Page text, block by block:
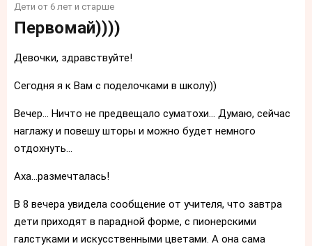
Дети от 6 лет и старше
Первомай))))
Девочки, здравствуйте!
Сегодня я к Вам с поделочками в школу))
Вечер... Ничто не предвещало суматохи... Думаю, сейчас
наглажу и повешу шторы и можно будет немного
отдохнуть...
Аха...размечталась!
В 8 вечера увидела сообщение от учителя, что завтра
дети приходят в парадной форме, с пионерскими
галстуками и искусственными цветами. А она сама